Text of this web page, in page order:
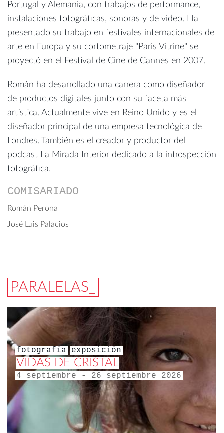
Portugal y Alemania, con trabajos de performance,
instalaciones fotográficas, sonoras y de video. Ha
presentado su trabajo en festivales internacionales de
arte en Europa y su cortometraje "Paris Vitrine" se
proyectó en el Festival de Cine de Cannes en 2007.
Román ha desarrollado una carrera como diseñador
de productos digitales junto con su faceta más
artística. Actualmente vive en Reino Unido y es el
diseñador principal de una empresa tecnológica de
Londres. También es el creador y productor del
podcast La Mirada Interior dedicado a la introspección
fotográfica.
COMISARIADO
Román Perona
José Luis Palacios
PARALELAS_
fotografía exposición
VIDAS DE CRISTAL
4 septiembre - 26 septiembre 2026